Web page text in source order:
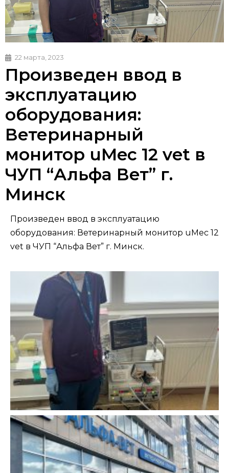
22 марта, 2023
Произведен ввод в
эксплуатацию
оборудования:
Ветеринарный
монитор uMec 12 vet в
ЧУП “Альфа Вет” г.
Минск
Произведен ввод в эксплуатацию
оборудования: Ветеринарный монитор uMec 12
vet в ЧУП “Альфа Вет” г. Минск.